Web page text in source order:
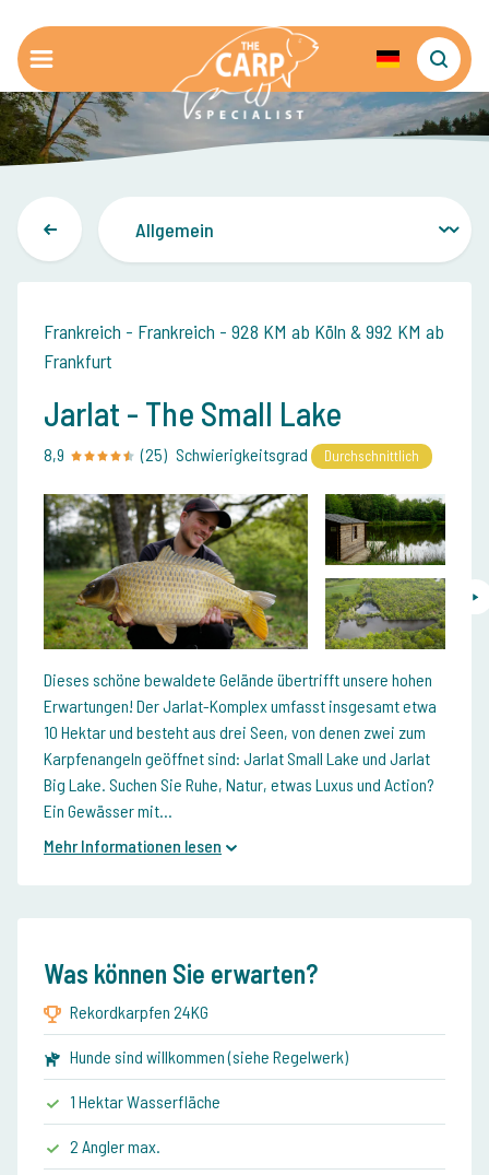
Frankreich - Frankreich - 928 KM ab Köln & 992 KM ab
Frankfurt
Jarlat - The Small Lake
8,9 (25) Schwierigkeitsgrad Durchschnittlich
Dieses schöne bewaldete Gelände übertrifft unsere hohen
Erwartungen! Der Jarlat-Komplex umfasst insgesamt etwa
10 Hektar und besteht aus drei Seen, von denen zwei zum
Karpfenangeln geöffnet sind: Jarlat Small Lake und Jarlat
Big Lake. Suchen Sie Ruhe, Natur, etwas Luxus und Action?
Ein Gewässer mit...
Mehr Informationen lesen
Was können Sie erwarten?
Rekordkarpfen 24KG
Hunde sind willkommen (siehe Regelwerk)
1 Hektar Wasserfläche
2 Angler max.